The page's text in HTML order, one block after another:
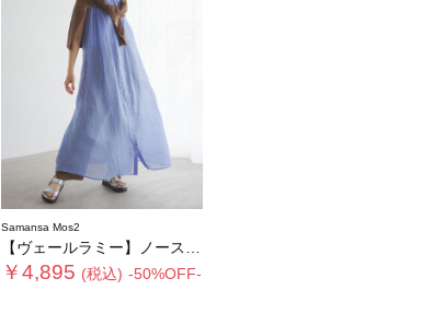
Samansa Mos2
【ヴェールラミー】ノースリーブワンピース
￥4,895 (税込) -50%OFF-